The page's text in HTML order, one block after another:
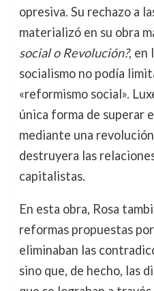
opresiva. Su rechazo a
materializó en su obra
social o Revolución?, en
socialismo no podía
«reformismo social».
única forma de superar
mediante una
destruyera las
capitalistas.
En esta obra, Rosa
reformas propuestas
eliminaban las
sino que, de hecho, las